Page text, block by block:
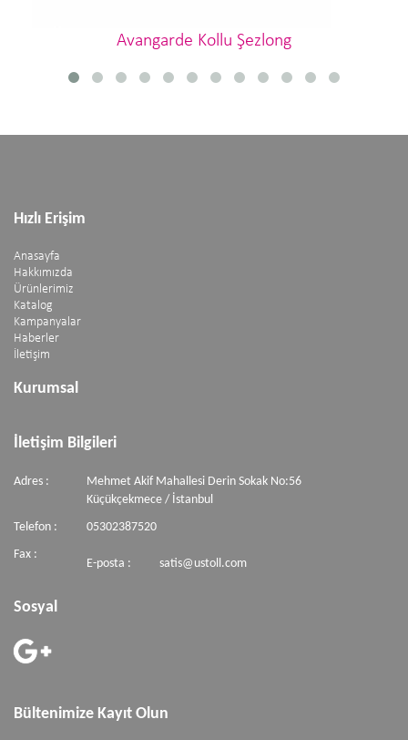
Avangarde Kollu Şezlong
Hızlı Erişim
Anasayfa
Hakkımızda
Ürünlerimiz
Katalog
Kampanyalar
Haberler
İletişim
Kurumsal
İletişim Bilgileri
Adres :
Mehmet Akif Mahallesi Derin Sokak No:56
Küçükçekmece / İstanbul
Telefon :
05302387520
Fax :
E-posta : satis@ustoll.com
Sosyal
Bültenimize Kayıt Olun